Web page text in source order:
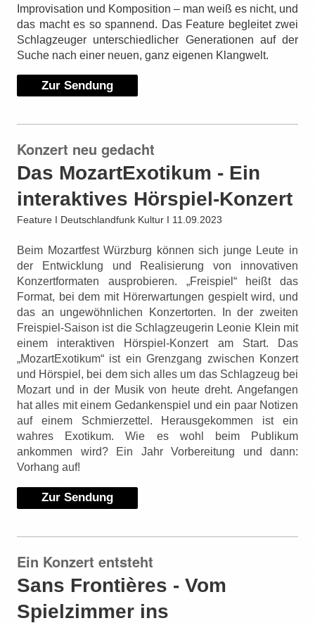
Improvisation und Komposition – man weiß es nicht, und
das macht es so spannend. Das Feature begleitet zwei
Schlagzeuger unterschiedlicher Generationen auf der
Suche nach einer neuen, ganz eigenen Klangwelt.
Zur Sendung
Konzert neu gedacht
Das MozartExotikum - Ein
interaktives Hörspiel-Konzert
Feature I Deutschlandfunk Kultur I 11.09.2023
Beim Mozartfest Würzburg können sich junge Leute in
der Entwicklung und Realisierung von innovativen
Konzertformaten ausprobieren. „Freispiel“ heißt das
Format, bei dem mit Hörerwartungen gespielt wird, und
das an ungewöhnlichen Konzertorten. In der zweiten
Freispiel-Saison ist die Schlagzeugerin Leonie Klein mit
einem interaktiven Hörspiel-Konzert am Start. Das
„MozartExotikum“ ist ein Grenzgang zwischen Konzert
und Hörspiel, bei dem sich alles um das Schlagzeug bei
Mozart und in der Musik von heute dreht. Angefangen
hat alles mit einem Gedankenspiel und ein paar Notizen
auf einem Schmierzettel. Herausgekommen ist ein
wahres Exotikum. Wie es wohl beim Publikum
ankommen wird? Ein Jahr Vorbereitung und dann:
Vorhang auf!
Zur Sendung
Ein Konzert entsteht
Sans Frontières - Vom
Spielzimmer ins